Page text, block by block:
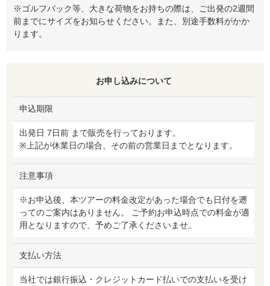
※ゴルフバック等、大きな荷物をお持ちの際は、ご出発の2週間
前までにサイズをお知らせください。また、別途手数料がかか
ります。
お申し込みについて
申込期限
出発日 7日前 まで販売を行っております。
※上記が休業日の場合、その前の営業日までとなります。
注意事項
※お申込後、本ツアーの料金改定があった場合でも日付を遡
ってのご案内はありません。 ご予約お申込時点での料金が適
用となりますので、予めご了承くださいませ。
支払い方法
当社では銀行振込・クレジットカード払いでの支払いを受け